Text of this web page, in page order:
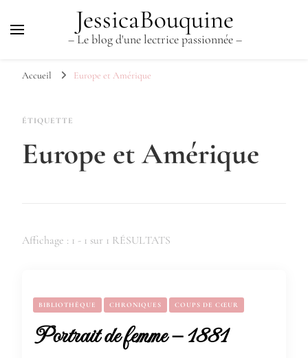
JessicaBouquine
– Le blog d'une lectrice passionnée –
Accueil Europe et Amérique
ÉTIQUETTE
Europe et Amérique
Affichage : 1 - 1 sur 1 RÉSULTATS
BIBLIOTHÈQUE CHRONIQUES COUPS DE CŒUR
Portrait de femme – 1881